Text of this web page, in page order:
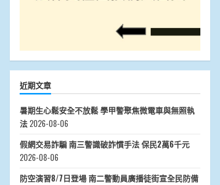
近期文章
暑期生心鬆安全不放鬆 學甲警聚焦微電車與無照執
法 2026-08-06
假網交易詐騙 南三警識破詐慣手法 保民2萬6千元
2026-08-06
防空演習8/7日登場 南二警動員廣播徒街宣全民防備